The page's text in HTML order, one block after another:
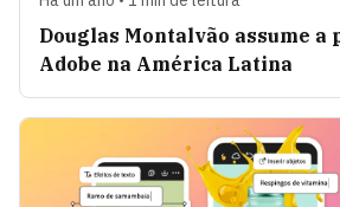
Douglas Montalvão assume a
Adobe na América Latina